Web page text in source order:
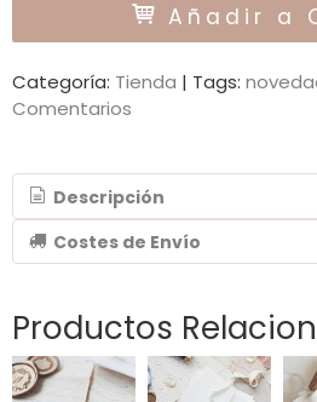
Añadir a
Categoría: Tienda | Tags:
Comentarios
Descripción
Costes de Envío
Productos